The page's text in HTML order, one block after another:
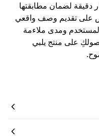
دقيقة لضمان مطابقتها
على تقديم وصف واقعي
ومدى ملاءمة
على منتج يلبي